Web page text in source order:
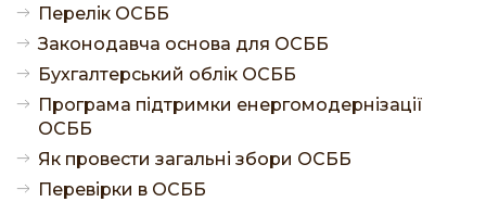
Перелік ОСББ
Законодавча основа для ОСББ
Бухгалтерський облік ОСББ
Програма підтримки енергомодернізації
ОСББ
Як провести загальні збори ОСББ
Перевірки в ОСББ